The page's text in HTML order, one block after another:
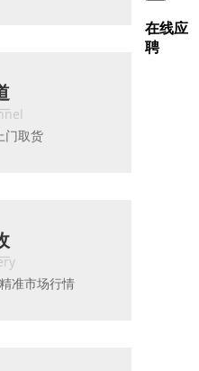
门取货
准市场行情
在线应
聘